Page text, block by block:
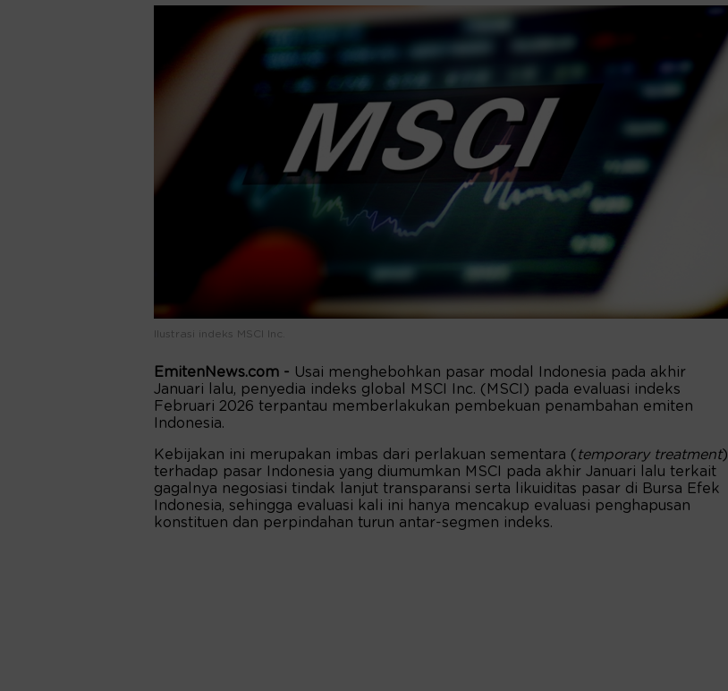
Ilustrasi indeks MSCI Inc.
EmitenNews.com - Usai menghebohkan pasar modal Indonesia pada akhir
Januari lalu, penyedia indeks global MSCI Inc. (MSCI) pada evaluasi indeks
Februari 2026 terpantau memberlakukan pembekuan penambahan emiten
Indonesia.
Kebijakan ini merupakan imbas dari perlakuan sementara ( temporary treatment)
terhadap pasar Indonesia yang diumumkan MSCI pada akhir Januari lalu terkait
gagalnya negosiasi tindak lanjut transparansi serta likuiditas pasar di Bursa Efek
Indonesia, sehingga evaluasi kali ini hanya mencakup evaluasi penghapusan
konstituen dan perpindahan turun antar-segmen indeks.